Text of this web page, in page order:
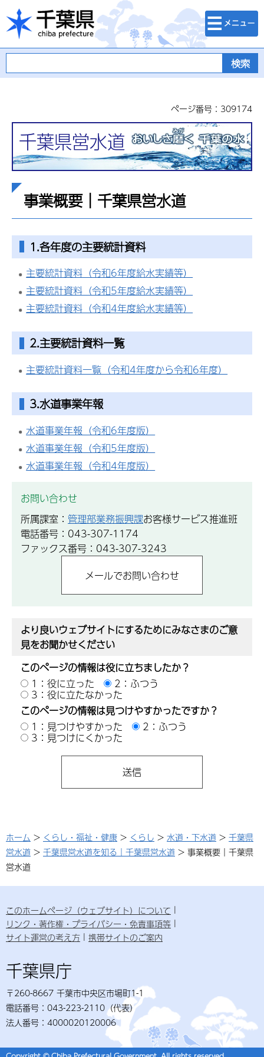
千葉県
検索・メニュ
ー
ページ番号：309174
千葉県営水道
事業概要｜千葉県営水道
1.各年度の主要統計資料
主要統計資料（令和6年度給水実績等）
主要統計資料（令和5年度給水実績等）
主要統計資料（令和4年度給水実績等）
2.主要統計資料一覧
主要統計資料一覧（令和4年度から令和6年度）
3.水道事業年報
水道事業年報（令和6年度版）
水道事業年報（令和5年度版）
水道事業年報（令和4年度版）
お問い合わせ
所属課室： 管理部業務振興課お客様サービス推進班
電話番号：043-307-1174
ファックス番号：043-307-3243
より良いウェブサイトにするためにみなさまのご意
見をお聞かせください
このページの情報は役に立ちましたか？
1：役に立った
2：ふつう
3：役に立たなかった
このページの情報は見つけやすかったですか？
1：見つけやすかった
2：ふつう
3：見つけにくかった
ホーム > くらし・福祉・健康 > くらし > 水道・下水道 > 千葉県
営水道 > 千葉県営水道を知る｜千葉県営水道 > 事業概要｜千葉県
営水道
このホームページ（ウェブサイト）について
リンク・著作権・プライバシー・免責事項等
サイト運営の考え方
携帯サイトのご案内
千葉県庁
〒260-8667 千葉市中央区市場町1-1
電話番号：043-223-2110（代表）
法人番号：4000020120006